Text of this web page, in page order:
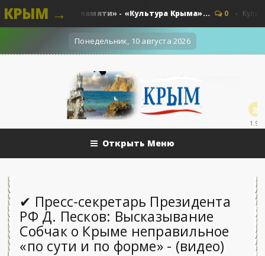
КРЫМ →
и краски памяти» - «Культура Крыма»... 0 Культура -
Понедельник, 10 августа 2026
1.9k
Открыть Меню
✔ Пресс-секретарь Президента
РФ Д. Песков: Высказывание
Собчак о Крыме неправильное
«по сути и по форме» - (видео)